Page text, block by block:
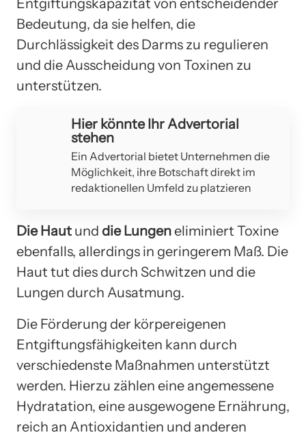
Bedeutung, da sie helfen, die
Durchlässigkeit des Darms zu regulieren
und die Ausscheidung von Toxinen zu
unterstützen.
Hier könnte Ihr Advertorial
stehen
Ein Advertorial bietet Unternehmen die
Möglichkeit, ihre Botschaft direkt im
redaktionellen Umfeld zu platzieren
Die Haut und die Lungeneliminiert Toxine
ebenfalls, allerdings in geringerem Maß. Die
Haut tut dies durch Schwitzen und die
Lungen durch Ausatmung.
Die Förderung der körpereigenen
Entgiftungsfähigkeiten kann durch
verschiedenste Maßnahmen unterstützt
werden. Hierzu zählen eine angemessene
Hydratation, eine ausgewogene Ernährung,
reich an Antioxidantien und anderen